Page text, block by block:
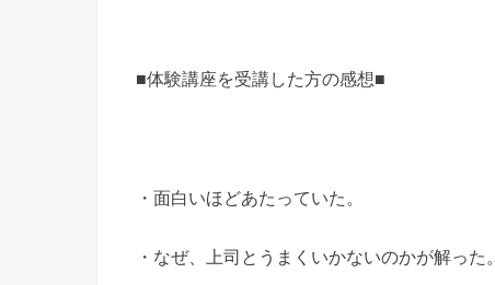
■体験講座を受講した方の感想■
・面白いほどあたっていた。
・なぜ、上司とうまくいかないのかが解った。